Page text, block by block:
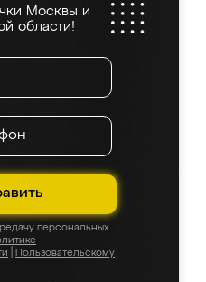
Москвы и
области!
персональных
Пользовательскому